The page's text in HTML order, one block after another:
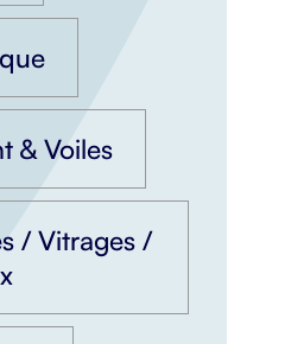
& Voiles
/ Vitrages /